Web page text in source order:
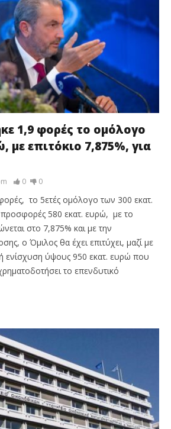
1,9 φορές το ομόλογο
με επιτόκιο 7,875%, για
0 0
το 5ετές ομόλογο των 300 εκατ.
580 εκατ. ευρώ, με το
στο 7,875% και με την
ο Όμιλος θα έχει επιτύχει, μαζί με
ενίσχυση ύψους 950 εκατ. ευρώ που
το επενδυτικό